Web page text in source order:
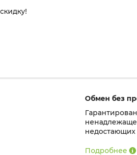
Обмен без
недостающих
Подробнее